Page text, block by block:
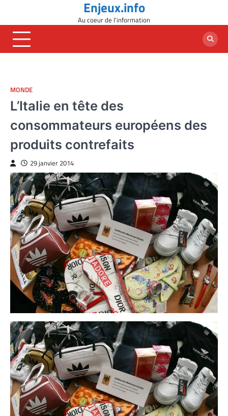
content
Enjeux.info
Au coeur de l'information
MONDE
L’Italie en tête des
consommateurs européens des
produits contrefaits
29 janvier 2014